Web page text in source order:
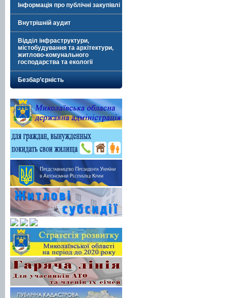
Інформація про публічні закупівлі
Внутрішній аудит
Відділ інфраструктури,
містобудування та архітектури,
житлово-комунального
господарства та екології
Безбар’єрність